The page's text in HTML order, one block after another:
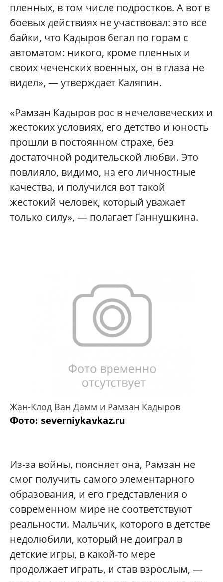
пленных, в том числе подростков. А вот в
боевых действиях не участвовал: это все
байки, что Кадыров бегал по горам с
автоматом: никого, кроме пленных и
своих чеченских военных, он в глаза не
видел», — утверждает Каляпин.
«Рамзан Кадыров рос в нечеловеческих и
жестоких условиях, его детство и юность
прошли в постоянном страхе, без
достаточной родительской любви. Это
повлияло, видимо, на его личностные
качества, и получился вот такой
жестокий человек, который уважает
только силу», — полагает Ганнушкина.
Жан-Клод Ван Дамм и Рамзан Кадыров
Фото: severniykavkaz.ru
Из-за войны, поясняет она, Рамзан не
смог получить самого элементарного
образования, и его представления о
современном мире не соответствуют
реальности. Мальчик, которого в детстве
недолюбили, который не доиграл в
детские игры, в какой-то мере
продолжает играть, и став взрослым, —